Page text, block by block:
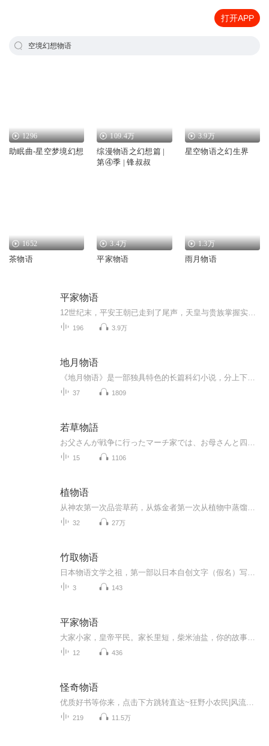
打开APP
空境幻想物语
1296
助眠曲-星空梦境幻想
109.4万
综漫物语之幻想篇 |
第④季 | 锋叔叔
3.9万
星空物语之幻生界
1652
茶物语
3.4万
平家物语
1.3万
雨月物语
平家物语
196 3.9万
地月物语
37 1809
若草物語
15 1106
植物语
32 27万
竹取物语
3 143
平家物语
12 436
怪奇物语
219 11.5万